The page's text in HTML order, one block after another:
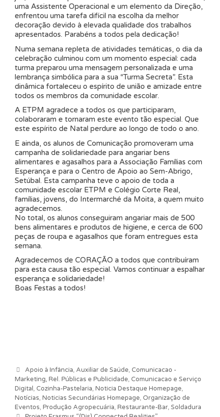
uma Assistente Operacional e um elemento da Direção,
enfrentou uma tarefa difícil na escolha da melhor
decoração devido à elevada qualidade dos trabalhos
apresentados. Parabéns a todos pela dedicação!
Numa semana repleta de atividades temáticas, o dia da
celebração culminou com um momento especial: cada
turma preparou uma mensagem personalizada e uma
lembrança simbólica para a sua “Turma Secreta”. Esta
dinâmica fortaleceu o espírito de união e amizade entre
todos os membros da comunidade escolar.
A ETPM agradece a todos os que participaram,
colaboraram e tornaram este evento tão especial. Que
este espírito de Natal perdure ao longo de todo o ano.
E ainda, os alunos de Comunicação promoveram uma
campanha de solidariedade para angariar bens
alimentares e agasalhos para a Associação Famílias com
Esperança e para o Centro de Apoio ao Sem-Abrigo,
Setúbal. Esta campanha teve o apoio de toda a
comunidade escolar ETPM e Colégio Corte Real,
famílias, jovens, do Intermarché da Moita, a quem muito
agradecemos.
No total, os alunos conseguiram angariar mais de 500
bens alimentares e produtos de higiene, e cerca de 600
peças de roupa e agasalhos que foram entregues esta
semana.
Agradecemos de CORAÇÃO a todos que contribuíram
para esta causa tão especial. Vamos continuar a espalhar
esperança e solidariedade!
Boas Festas a todos!
Categorias
Apoio à Infância, Auxiliar de Saúde, Comunicacao -
Marketing, Rel. Públicas e Publicidade, Comunicacao e Serviço
Digital, Cozinha-Pastelaria, Noticia Destaque Homepage,
Notícias, Noticias Secundárias Homepage, Organização de
Eventos, Produção Agropecuária, Restaurante-Bar, Soldadura